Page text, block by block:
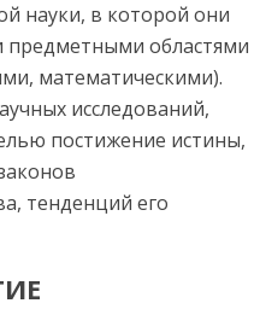
науки, в которой они
предметными областями
математическими).
исследований,
постижение истины,
тенденций его